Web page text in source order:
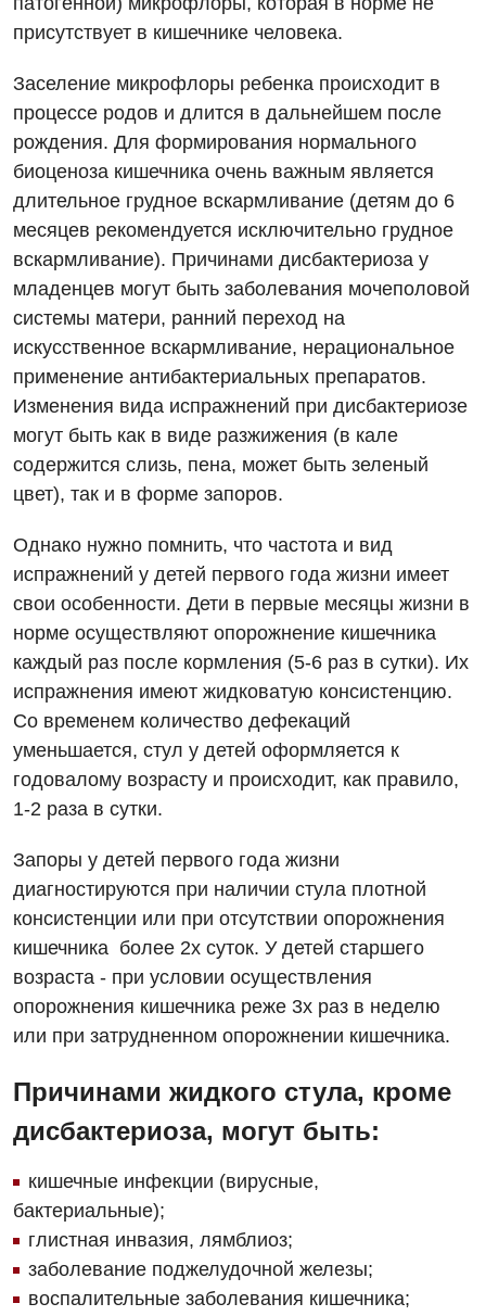
присутствует в кишечнике человека.
Заселение микрофлоры ребенка происходит в
процессе родов и длится в дальнейшем после
рождения. Для формирования нормального
биоценоза кишечника очень важным является
длительное грудное вскармливание (детям до 6
месяцев рекомендуется исключительно грудное
вскармливание). Причинами дисбактериоза у
младенцев могут быть заболевания мочеполовой
системы матери, ранний переход на
искусственное вскармливание, нерациональное
применение антибактериальных препаратов.
Изменения вида испражнений при дисбактериозе
могут быть как в виде разжижения (в кале
содержится слизь, пена, может быть зеленый
цвет), так и в форме запоров.
Однако нужно помнить, что частота и вид
испражнений у детей первого года жизни имеет
свои особенности. Дети в первые месяцы жизни в
норме осуществляют опорожнение кишечника
каждый раз после кормления (5-6 раз в сутки). Их
испражнения имеют жидковатую консистенцию.
Со временем количество дефекаций
уменьшается, стул у детей оформляется к
годовалому возрасту и происходит, как правило,
1-2 раза в сутки.
Запоры у детей первого года жизни
диагностируются при наличии стула плотной
консистенции или при отсутствии опорожнения
кишечника более 2х суток. У детей старшего
возраста - при условии осуществления
опорожнения кишечника реже 3х раз в неделю
или при затрудненном опорожнении кишечника.
Причинами жидкого стула, кроме
дисбактериоза, могут быть:
кишечные инфекции (вирусные,
бактериальные);
глистная инвазия, лямблиоз;
заболевание поджелудочной железы;
воспалительные заболевания кишечника;